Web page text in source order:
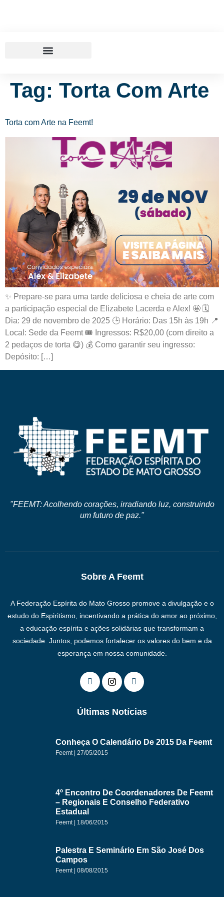
Tag: Torta Com Arte
Torta com Arte na Feemt!
✨ Prepare-se para uma tarde deliciosa e cheia de arte com
a participação especial de Elizabete Lacerda e Alex! 🤩 🗓
Dia: 29 de novembro de 2025 🕒 Horário: Das 15h às 19h 📍
Local: Sede da Feemt 🎟️ Ingressos: R$20,00 (com direito a
2 pedaços de torta 😋) 💰 Como garantir seu ingresso:
Depósito: […]
"FEEMT: Acolhendo corações, irradiando luz, construindo
um futuro de paz."
Sobre A Feemt
A Federação Espírita do Mato Grosso promove a divulgação e o
estudo do Espiritismo, incentivando a prática do amor ao próximo,
a educação espírita e ações solidárias que transformam a
sociedade. Juntos, podemos fortalecer os valores do bem e da
esperança em nossa comunidade.
Últimas Notícias
Conheça O Calendário De 2015 Da Feemt
Feemt 27/05/2015
4º Encontro De Coordenadores De Feemt
– Regionais E Conselho Federativo
Estadual
Feemt 18/06/2015
Palestra E Seminário Em São José Dos
Campos
Feemt 08/08/2015